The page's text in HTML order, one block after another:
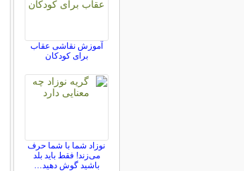
آموزش نقاشی عقاب
برای کودکان
نوزاد شما با شما حرف
می‌زند! فقط باید بلد
باشید گوش دهید…